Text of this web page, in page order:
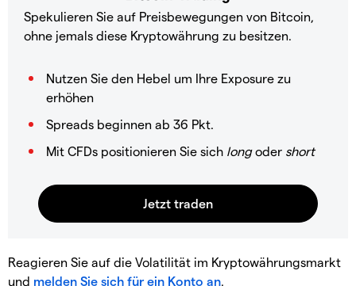
Spekulieren Sie auf Preisbewegungen von Bitcoin,
ohne jemals diese Kryptowährung zu besitzen.
Nutzen Sie den Hebel um Ihre Exposure zu
erhöhen
Spreads beginnen ab 36 Pkt.
Mit CFDs positionieren Sie sich longoder short
Reagieren Sie auf die Volatilität im Kryptowährungsmarkt
und melden Sie sich für ein Konto an.